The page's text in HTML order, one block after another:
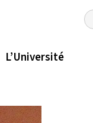
L’Université